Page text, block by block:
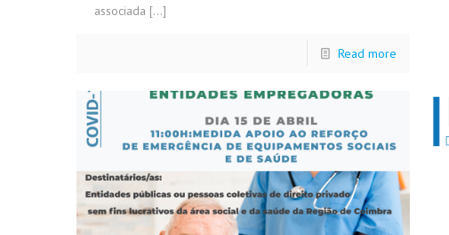
associada […]
Read more